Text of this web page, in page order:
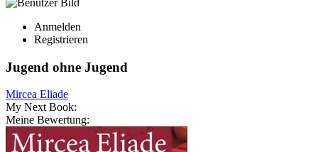
Anmelden
Registrieren
Jugend ohne Jugend
Mircea Eliade
My Next Book:
Meine Bewertung: